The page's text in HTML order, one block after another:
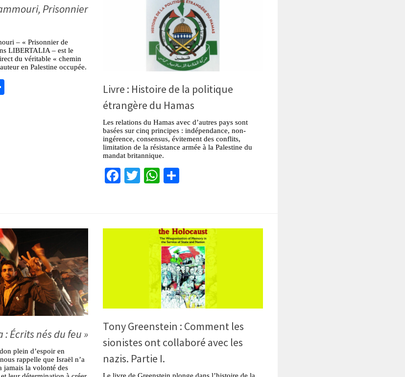
Prisonnier
– « Prisonnier de
LIBERTALIA – est le
du véritable « chemin
en Palestine occupée.
Livre : Histoire de la politique
étrangère du Hamas
Les relations du Hamas avec d’autres pays sont
basées sur cinq principes : indépendance, non-
ingérence, consensus, évitement des conflits,
limitation de la résistance armée à la Palestine du
mandat britannique.
Facebook
TwitterWhatsApp
: Écrits nés du feu »
plein d’espoir en
rappelle que Israël n’a
jamais la volonté des
Tony Greenstein : Comment les
sionistes ont collaboré avec les
nazis. Partie I.